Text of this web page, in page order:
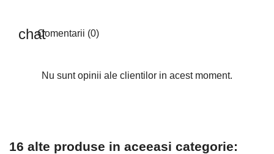
Comentarii (0)
Nu sunt opinii ale clientilor in acest moment.
16 alte produse in aceeasi categorie: